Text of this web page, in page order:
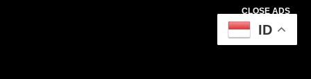
CLOSE ADS
ID